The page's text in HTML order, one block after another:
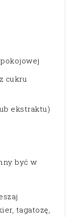
cukru
ekstraktu)
być w
tagatozę,